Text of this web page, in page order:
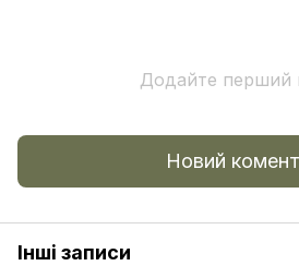
Додайте перший
Новий
Інші записи